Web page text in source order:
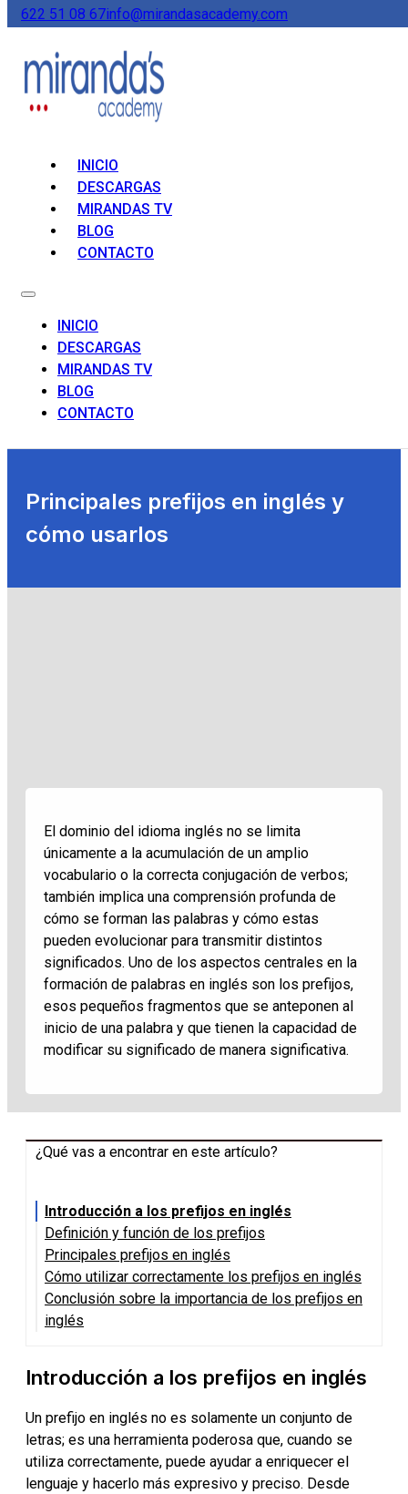
622 51 08 67info@mirandasacademy.com
INICIO
DESCARGAS
MIRANDAS TV
BLOG
CONTACTO
INICIO
DESCARGAS
MIRANDAS TV
BLOG
CONTACTO
Principales prefijos en inglés y
cómo usarlos
El dominio del idioma inglés no se limita
únicamente a la acumulación de un amplio
vocabulario o la correcta conjugación de verbos;
también implica una comprensión profunda de
cómo se forman las palabras y cómo estas
pueden evolucionar para transmitir distintos
significados. Uno de los aspectos centrales en la
formación de palabras en inglés son los prefijos,
esos pequeños fragmentos que se anteponen al
inicio de una palabra y que tienen la capacidad de
modificar su significado de manera significativa.
¿Qué vas a encontrar en este artículo?
Introducción a los prefijos en inglés
Definición y función de los prefijos
Principales prefijos en inglés
Cómo utilizar correctamente los prefijos en inglés
Conclusión sobre la importancia de los prefijos en
inglés
Introducción a los prefijos en inglés
Un prefijo en inglés no es solamente un conjunto de
letras; es una herramienta poderosa que, cuando se
utiliza correctamente, puede ayudar a enriquecer el
lenguaje y hacerlo más expresivo y preciso. Desde